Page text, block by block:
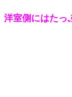
洋室側にはたっ